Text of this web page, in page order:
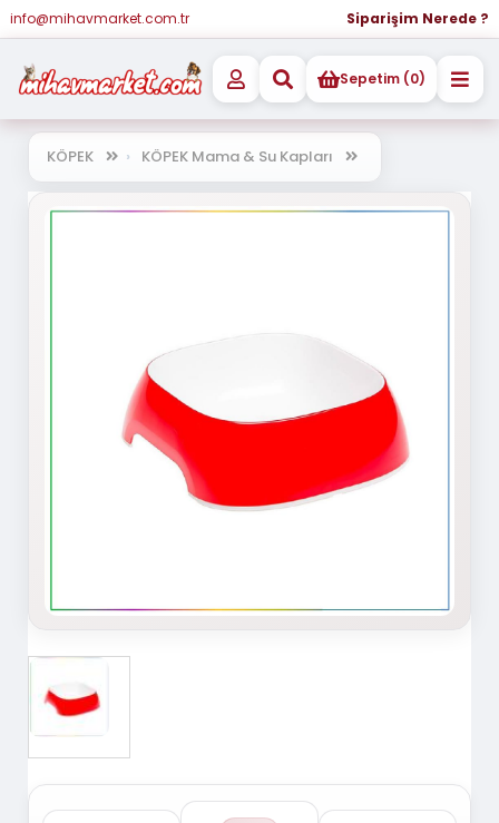
info@mihavmarket.com.tr Siparişim Nerede ?
Sepetim (0)
KÖPEK KÖPEK Mama & Su Kapları